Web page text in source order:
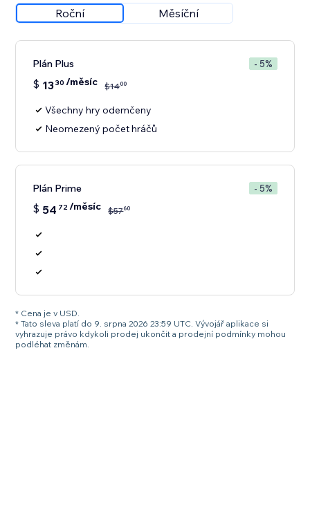
Roční Měsíční
Plán Plus - 5%
$ 1330 /měsíc $1400
Všechny hry odemčeny
Neomezený počet hráčů
Plán Prime - 5%
$ 54 72/měsíc $5760
* Cena je v USD.
* Tato sleva platí do 9. srpna 2026 23:59 UTC. Vývojář aplikace si
vyhrazuje právo kdykoli prodej ukončit a prodejní podmínky mohou
podléhat změnám.